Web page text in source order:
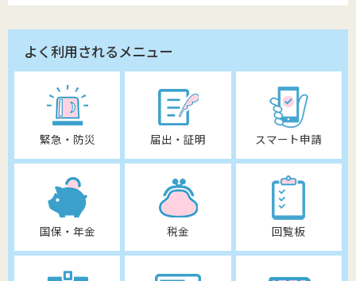
よく利用されるメニュー
緊急・防災 届出・証明 スマート申請
国保・年金 税金 回覧板